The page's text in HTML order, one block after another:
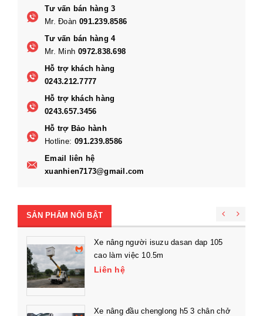
Tư vấn bán hàng 3
Mr. Đoàn 091.239.8586
Tư vấn bán hàng 4
Mr. Minh 0972.838.698
Hỗ trợ khách hàng
0243.212.7777
Hỗ trợ khách hàng
0243.657.3456
Hỗ trợ Bảo hành
Hotline: 091.239.8586
Email liên hệ
xuanhien7173@gmail.com
SẢN PHẨM NỔI BẬT
Xe nâng người isuzu dasan dap 105
cao làm việc 10.5m
Liên hệ
Xe nâng đầu chenglong h5 3 chân chở